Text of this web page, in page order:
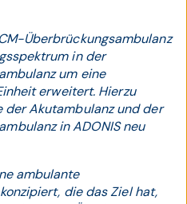
Überbrückungsambulanz
in der
um eine
erweitert. Hierzu
der Akutambulanz und der
in ADONIS neu
ambulante
die das Ziel hat,